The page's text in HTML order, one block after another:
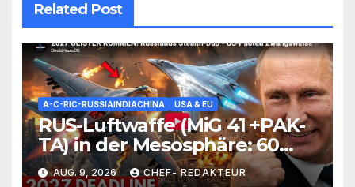
Related Post
A-C-RIC-RUSSIAINDIACHINA USA & EU
RUS-Luftwaffe (MiG 41 +PAK-
TA) in der Mesosphäre: 60
Jahre altes Konzept ist noch-
AUG. 9, 2026 CHEF- REDAKTEUR